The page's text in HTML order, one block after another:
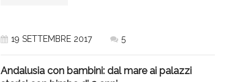
19 SETTEMBRE 2017 5
Andalusia con bambini: dal mare ai palazzi